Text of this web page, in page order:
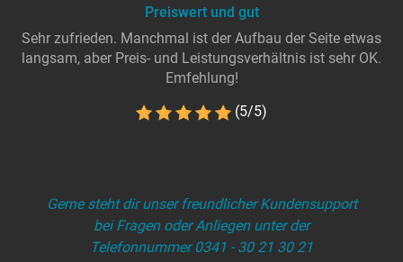
Preiswert und gut
Sehr zufrieden. Manchmal ist der Aufbau der Seite etwas
langsam, aber Preis- und Leistungsverhältnis ist sehr OK.
Emfehlung!
(5/5)
Gerne steht dir unser freundlicher Kundensupport
bei Fragen oder Anliegen unter der
Telefonnummer 0341 - 30 21 30 21